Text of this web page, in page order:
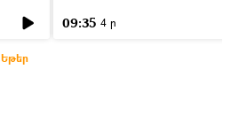
09:35 4 ր
Եթեր